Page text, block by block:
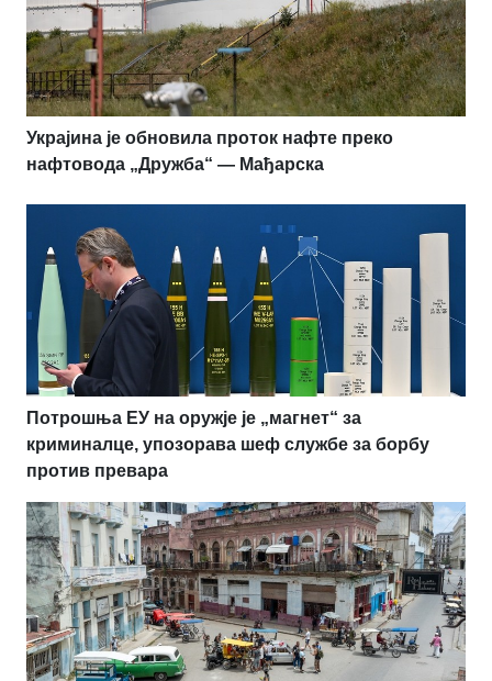
Украјина је обновила проток нафте преко
нафтовода „Дружба“ — Мађарска
Потрошња ЕУ на оружје је „магнет“ за
криминалце, упозорава шеф службе за борбу
против превара